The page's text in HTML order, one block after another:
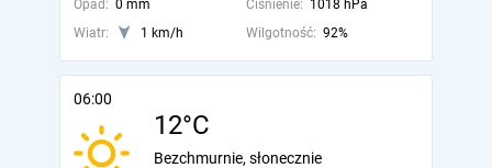
Opad: 0 mm Ciśnienie: 1018 hPa
Wiatr:
1 km/h Wilgotność: 92%
06:00
12°C
Bezchmurnie, słonecznie